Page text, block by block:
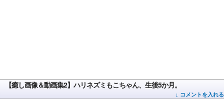
【癒し画像＆動画集2】ハリネズミもこちゃん、生後5か月。
↓ コメントを入れる